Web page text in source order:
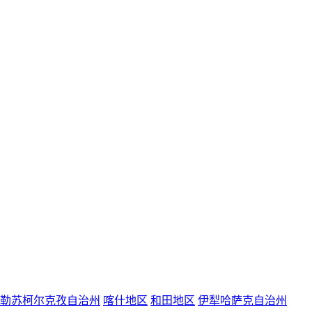
苏柯尔克孜自治州 喀什地区 和田地区 伊犁哈萨克自治州